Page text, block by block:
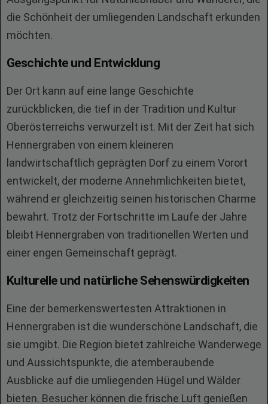
die Schönheit der umliegenden Landschaft erkunden
möchten.
Geschichte und Entwicklung
Der Ort kann auf eine lange Geschichte
zurückblicken, die tief in der Tradition und Kultur
Oberösterreichs verwurzelt ist. Mit der Zeit hat sich
Hennergraben von einem kleineren
landwirtschaftlich geprägten Dorf zu einem Vorort
entwickelt, der moderne Annehmlichkeiten bietet,
während er gleichzeitig seinen historischen Charme
bewahrt. Trotz der Fortschritte im Laufe der Jahre
bleibt Hennergraben von traditionellen Werten und
einer engen Gemeinschaft geprägt.
Kulturelle und natürliche Sehenswürdigkeiten
Eine der bemerkenswertesten Attraktionen in
Hennergraben ist die wunderschöne Landschaft, die
sie umgibt. Die Region bietet zahlreiche Wanderwege
und Aussichtspunkte, die atemberaubende
Ausblicke auf die umliegenden Hügel und Wälder
bieten. Besucher können die frische Luft genießen